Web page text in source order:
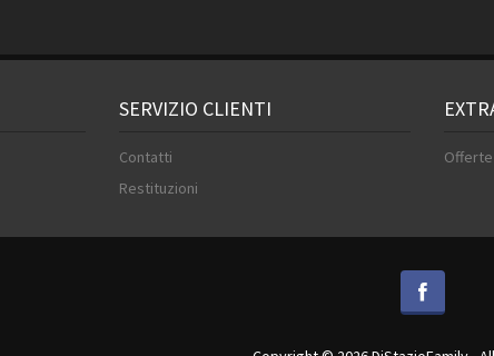
SERVIZIO CLIENTI
Contatti
Restituzioni
Offerte